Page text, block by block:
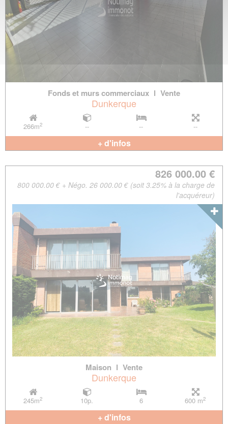
Fonds et murs commerciaux l Vente
Dunkerque
266m2 -- -- --
+ d'infos
826 000.00 €
800 000.00 € + Négo. 26 000.00 € (soit 3.25% à la charge de
l'acquéreur)
Maison l Vente
Dunkerque
245m2 10p. 6 600 m2
+ d'infos